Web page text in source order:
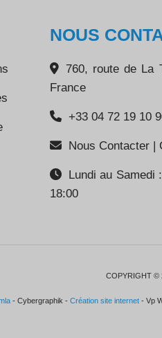
NOUS
760, route de La
France
+33 04 72 19 10
Nous Contacter |
Lundi au Samedi
18:00
COPYRIGHT ©
- Cybergraphik - Création site internet - Vp